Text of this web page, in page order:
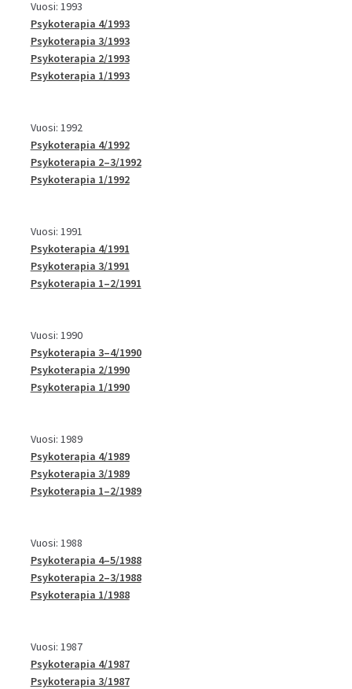
Vuosi: 1993
Psykoterapia 4/1993
Psykoterapia 3/1993
Psykoterapia 2/1993
Psykoterapia 1/1993
Vuosi: 1992
Psykoterapia 4/1992
Psykoterapia 2–3/1992
Psykoterapia 1/1992
Vuosi: 1991
Psykoterapia 4/1991
Psykoterapia 3/1991
Psykoterapia 1–2/1991
Vuosi: 1990
Psykoterapia 3–4/1990
Psykoterapia 2/1990
Psykoterapia 1/1990
Vuosi: 1989
Psykoterapia 4/1989
Psykoterapia 3/1989
Psykoterapia 1–2/1989
Vuosi: 1988
Psykoterapia 4–5/1988
Psykoterapia 2–3/1988
Psykoterapia 1/1988
Vuosi: 1987
Psykoterapia 4/1987
Psykoterapia 3/1987